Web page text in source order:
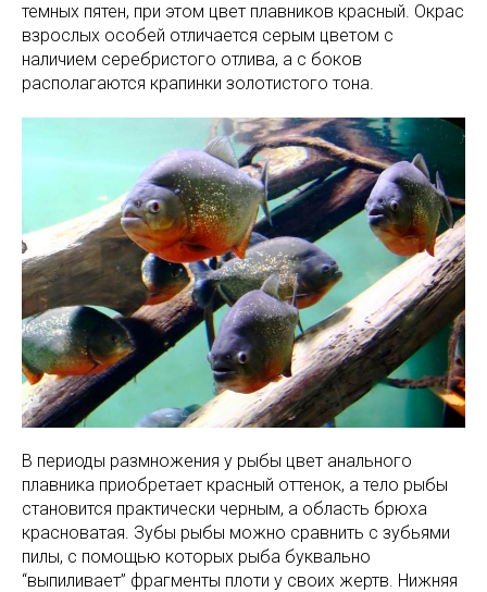
темных пятен, при этом цвет плавников красный. Окрас
взрослых особей отличается серым цветом с
наличием серебристого отлива, а с боков
располагаются крапинки золотистого тона.
В периоды размножения у рыбы цвет анального
плавника приобретает красный оттенок, а тело рыбы
становится практически черным, а область брюха
красноватая. Зубы рыбы можно сравнить с зубьями
пилы, с помощью которых рыба буквально
“выпиливает” фрагменты плоти у своих жертв. Нижняя